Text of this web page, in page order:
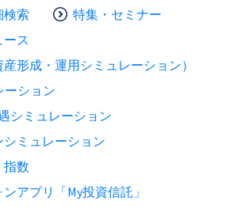
検索
特集・セミナー
ス
形成・運用シミュレーション）
ーション
シミュレーション
ミュレーション
指数
アプリ「My投資信託」